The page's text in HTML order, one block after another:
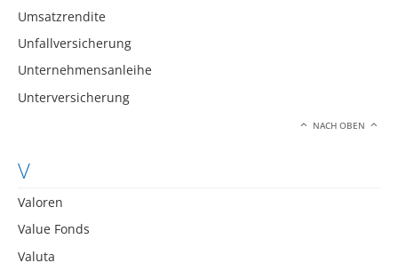
Umsatzrendite
Unfallversicherung
Unternehmensanleihe
Unterversicherung
NACH OBEN
V
Valoren
Value Fonds
Valuta